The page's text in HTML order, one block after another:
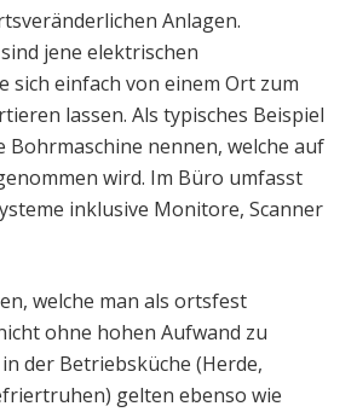
Anlagen.
jene elektrischen
sich einfach von einem Ort zum
lassen. Als typisches Beispiel
Bohrmaschine nennen, welche auf
wird. Im Büro umfasst
inklusive Monitore, Scanner
welche man als ortsfest
ohne hohen Aufwand zu
der Betriebsküche (Herde,
gelten ebenso wie